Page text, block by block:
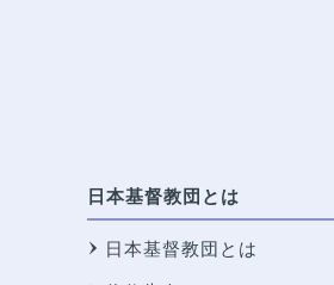
日本基督教団とは
日本基督教団とは